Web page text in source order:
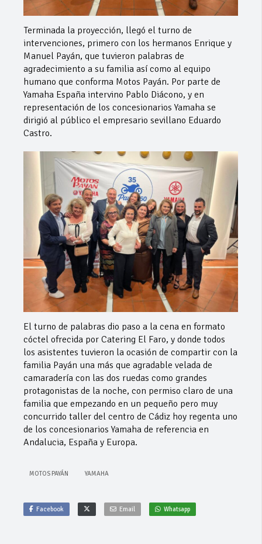
Terminada la proyección, llegó el turno de
intervenciones, primero con los hermanos Enrique y
Manuel Payán, que tuvieron palabras de
agradecimiento a su familia así como al equipo
humano que conforma Motos Payán. Por parte de
Yamaha España intervino Pablo Diácono, y en
representación de los concesionarios Yamaha se
dirigió al público el empresario sevillano Eduardo
Castro.
El turno de palabras dio paso a la cena en formato
cóctel ofrecida por Catering El Faro, y donde todos
los asistentes tuvieron la ocasión de compartir con la
familia Payán una más que agradable velada de
camaradería con las dos ruedas como grandes
protagonistas de la noche, con permiso claro de una
familia que empezando en un pequeño pero muy
concurrido taller del centro de Cádiz hoy regenta uno
de los concesionarios Yamaha de referencia en
Andalucia, España y Europa.
MOTOS PAYÁN YAMAHA
Facebook Email Whatsapp